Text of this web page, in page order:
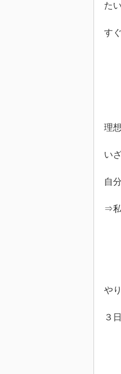
た
す
理
い
自
⇒
や
３